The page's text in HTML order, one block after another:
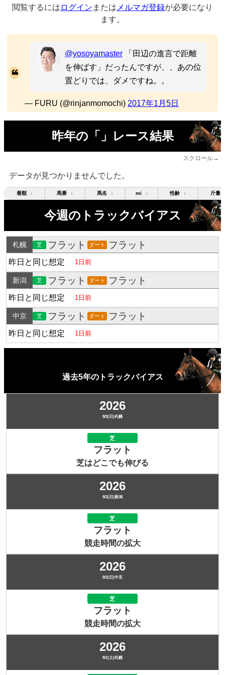
閲覧するには ログイン または メルマガ登録が必要になり
ます。
@yosoyamaster 「田辺の進言で距離
を伸ばす」だったんですが、、あの位
置どりでは、ダメですね。。
— FURU (@rinjanmomochi) 2017年1月5日
昨年の「」レース結果
スクロール→
データが見つかりませんでした。
着順 ↕ 馬番 ↕ 馬名 ↕ mi ↕ 性齢 ↕ 斤量
今週のトラックバイアス
札幌 芝 フラット ダート フラット
昨日と同じ想定 1日前
新潟 芝 フラット ダート フラット
昨日と同じ想定 1日前
中京 芝 フラット ダート フラット
昨日と同じ想定 1日前
過去5年のトラックバイアス
2026
8/2(日)札幌
芝
フラット
芝はどこでも伸びる
2026
8/2(日)新潟
芝
フラット
競走時間の拡大
2026
8/2(日)中京
芝
フラット
競走時間の拡大
2026
8/1(土)札幌